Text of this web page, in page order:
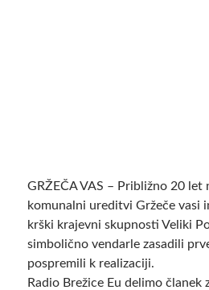
GRŽEČA VAS – Približno 20 let
komunalni ureditvi Gržeče vasi
krški krajevni skupnosti Veliki
simbolično vendarle zasadili
pospremili k realizaciji.
Radio Brežice Eu delimo članek